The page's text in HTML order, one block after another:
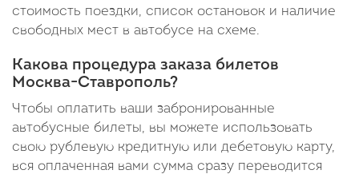
стоимость поездки, список остановок и наличие
свободных мест в автобусе на схеме.
Какова процедура заказа билетов
Москва-Ставрополь?
Чтобы оплатить ваши забронированные
автобусные билеты, вы можете использовать
свою рублевую кредитную или дебетовую карту,
вся оплаченная вами сумма сразу переводится